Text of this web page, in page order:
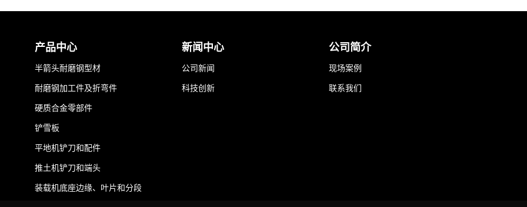
产品中心
半箭头耐磨钢型材
耐磨钢加工件及折弯件
硬质合金零部件
铲雪板
平地机铲刀和配件
推土机铲刀和端头
装载机底座边缘、叶片和分段
新闻中心
公司新闻
科技创新
公司简介
现场案例
联系我们